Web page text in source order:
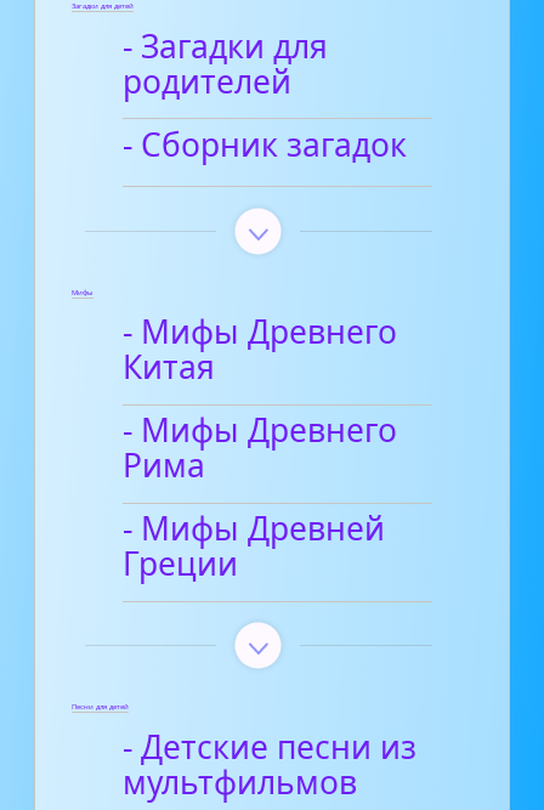
Загадки для детей
- Загадки для
родителей
- Сборник загадок
Мифы
- Мифы Древнего
Китая
- Мифы Древнего
Рима
- Мифы Древней
Греции
Песни для детей
- Детские песни из
мультфильмов